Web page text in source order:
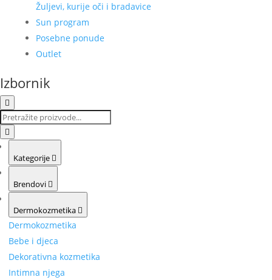
Žuljevi, kurije oči i bradavice
Sun program
Posebne ponude
Outlet
Izbornik
Kategorije
Brendovi
Dermokozmetika
Dermokozmetika
Bebe i djeca
Dekorativna kozmetika
Intimna njega